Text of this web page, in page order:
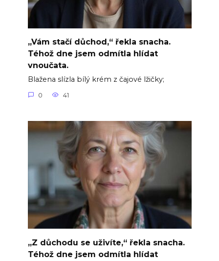
„Vám stačí důchod,“ řekla snacha.
Téhož dne jsem odmítla hlídat
vnoučata.
Blažena slízla bílý krém z čajové lžičky;
0 41
„Z důchodu se uživíte,“ řekla snacha.
Téhož dne jsem odmítla hlídat